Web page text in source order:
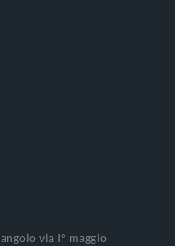
via I° maggio